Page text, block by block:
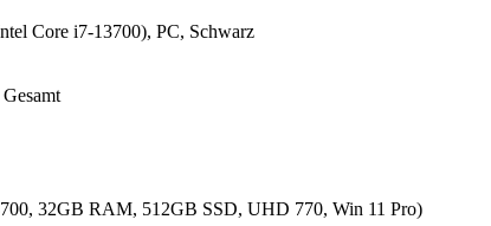
Core i7-13700), PC, Schwarz
32GB RAM, 512GB SSD, UHD 770, Win 11 Pro)